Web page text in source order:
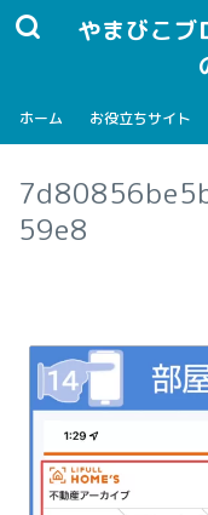
やまびこブ
ホーム お役立ちサイト
59e8